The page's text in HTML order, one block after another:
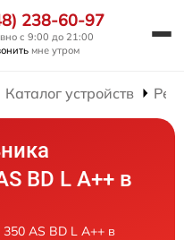
238-60-97
с 9:00 до 21:00
мне утром
Каталог устройств
BD L A++ в
AS BD L A++ в